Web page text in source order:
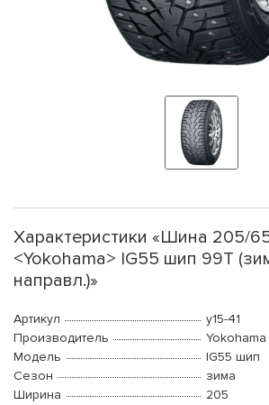
Характеристики «Шина 205/
<Yokohama> IG55 шип 99T
направл.)»
Артикул
y15-41
Производитель
Yokohama
Модель
IG55 шип
Сезон
зима
Ширина
205